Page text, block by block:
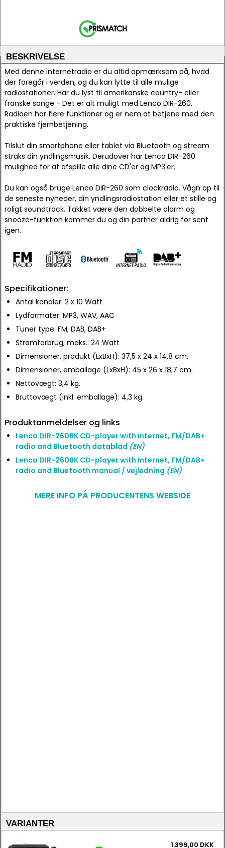
BESKRIVELSE
Med denne internetradio er du altid opmærksom på, hvad
der foregår i verden, og du kan lytte til alle mulige
radiostationer. Har du lyst til amerikanske country- eller
franske sange - Det er alt muligt med Lenco DIR-260.
Radioen har flere funktioner og er nem at betjene med den
praktiske fjernbetjening.
Tilslut din smartphone eller tablet via Bluetooth og stream
straks din yndlingsmusik. Derudover har Lenco DIR-260
mulighed for at afspille alle dine CD'er og MP3'er.
Du kan også bruge Lenco DIR-260 som clockradio. Vågn op til
de seneste nyheder, din yndlingsradiostation eller et stille og
roligt soundtrack. Takket være den dobbelte alarm og
snooze-funktion kommer du og din partner aldrig for sent
igen.
Specifikationer:
Antal kanaler: 2 x 10 Watt
Lydformater: MP3, WAV, AAC
Tuner type: FM, DAB, DAB+
Strømforbrug, maks.: 24 Watt
Dimensioner, produkt (LxBxH): 37,5 x 24 x 14,8 cm.
Dimensioner, emballage (LxBxH): 45 x 26 x 18,7 cm.
Nettovægt: 3,4 kg.
Bruttovægt (inkl. emballage): 4,3 kg.
Produktanmeldelser og links
Lenco DIR-260BK CD-player with internet, FM/DAB+
radio and Bluetooth datablad (EN)
Lenco DIR-260BK CD-player with internet, FM/DAB+
radio and Bluetooth manual / vejledning (EN)
MERE INFO PÅ PRODUCENTENS WEBSIDE
VARIANTER
1.399,00 DKK